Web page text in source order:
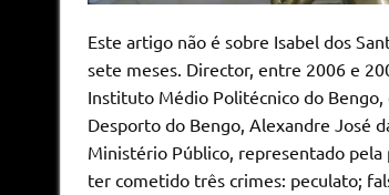
Este artigo não é sobre Isabel dos
sete meses. Director, entre 2006 e
Instituto Médio Politécnico do
Desporto do Bengo, Alexandre José
Ministério Público, representado pela
ter cometido três crimes: peculato;